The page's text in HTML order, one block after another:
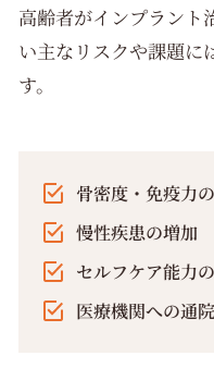
高齢者がインプラント
い主なリスクや課題に
す。
骨密度・免疫力
慢性疾患の増加
セルフケア能力
医療機関への通